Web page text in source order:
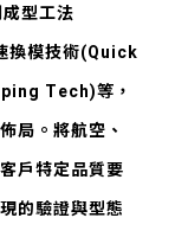
型工法
模技術(Quick
Tech)等，
局。將航空、
戶特定品質要
的驗證與型態